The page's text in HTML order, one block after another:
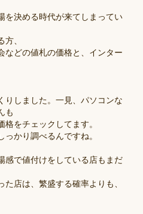
を決める時代が来てしまってい
方、
などの値札の価格と、インター
りしました。一見、パソコンな
も
格をチェックしてます。
かり調べるんですね。
感で値付けをしている店もまだ
店は、繁盛する確率よりも、